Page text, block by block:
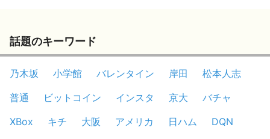
話題のキーワード
乃木坂 小学館 バレンタイン 岸田
松本人志
普通
ビットコイン インスタ 京大
バチャ
XBox
キチ 大阪 アメリカ 日ハム
DQN